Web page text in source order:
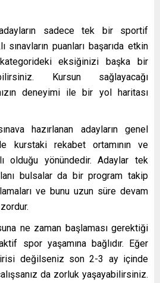
adayların sadece tek bir sportif
sınavların puanları başarıda etkin
eksiğinizi başka bir
Kursun sağlayacağı
deneyimi ile bir yol haritası
hazırlanan adayların genel
kurstaki rekabet ortamının ve
olduğu yönündedir. Adaylar tek
bulsalar da bir program takip
ve bunu uzun süre devam
ne zaman başlaması gerektiği
spor yaşamına bağlıdır. Eğer
değilseniz son 2-3 ay içinde
da zorluk yaşayabilirsiniz.